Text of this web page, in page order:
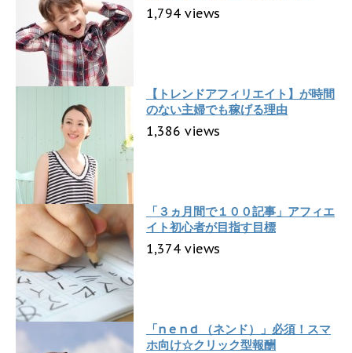
1,794 views
【トレンドアフィリエイト】が時間
のない主婦でも稼げる理由
1,386 views
「３ヵ月間で１００記事」アフィエ
イト初心者が目指す目標
1,374 views
「n e n d （ネンド）」必須！スマ
ホ向け☆クリック型報酬